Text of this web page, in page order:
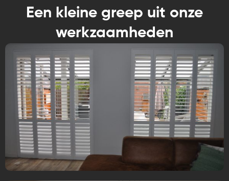
Een kleine greep uit onze
werkzaamheden